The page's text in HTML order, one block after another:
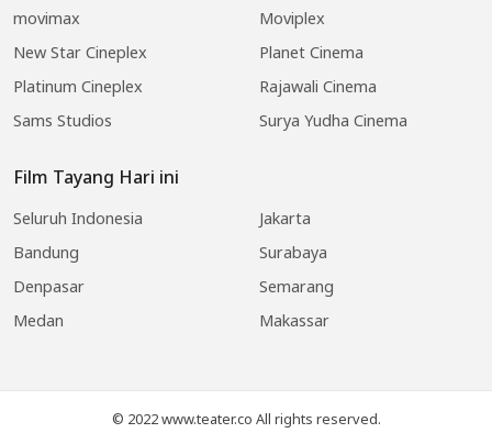
movimax
Moviplex
New Star Cineplex
Planet Cinema
Platinum Cineplex
Rajawali Cinema
Sams Studios
Surya Yudha Cinema
Film Tayang Hari ini
Seluruh Indonesia
Jakarta
Bandung
Surabaya
Denpasar
Semarang
Medan
Makassar
© 2022 www.teater.co All rights reserved.